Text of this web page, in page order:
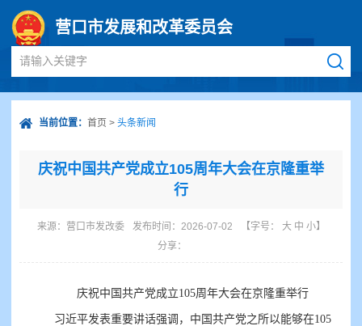
营口市发展和改革委员会
请输入关键字
当前位置： 首页 > 头条新闻
庆祝中国共产党成立105周年大会在京隆重举
行
来源： 营口市发改委 发布时间：2026-07-02 【字号： 大 中 小】
分享：
庆祝中国共产党成立105周年大会在京隆重举行
习近平发表重要讲话强调，中国共产党之所以能够在105